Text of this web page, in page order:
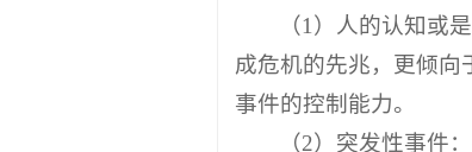
（1）人的认知或
成危机的先兆，更倾向
事件的控制能力。
（2）突发性事件